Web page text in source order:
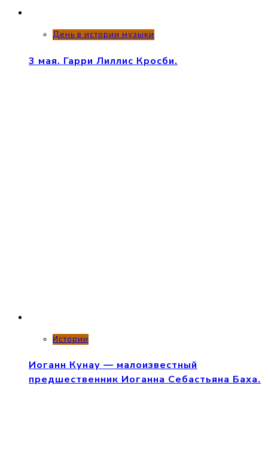
День в истории музыки
3 мая. Гарри Лиллис Кросби.
Истории
Иоганн Кунау — малоизвестный
предшественник Иоганна Себастьяна Баха.